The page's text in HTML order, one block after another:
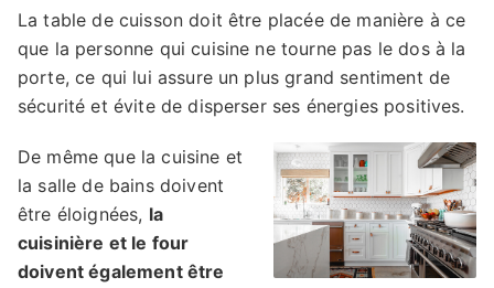
La table de cuisson doit être placée de manière à ce
que la personne qui cuisine ne tourne pas le dos à la
porte, ce qui lui assure un plus grand sentiment de
sécurité et évite de disperser ses énergies positives.
De même que la cuisine et
la salle de bains doivent
être éloignées, la
cuisinière et le four
doivent également être